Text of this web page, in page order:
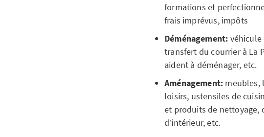
formations et
frais imprévus, impôts
Déménagement: véhicule
transfert du courrier à La
aident à déménager, etc.
Aménagement: meubles,
loisirs, ustensiles de
et produits de nettoyage,
d’intérieur, etc.